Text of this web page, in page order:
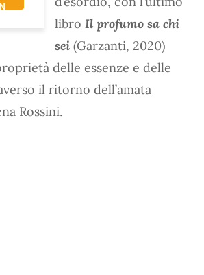
libro Il profumo sa chi
sei (Garzanti, 2020)
delle essenze e delle
il ritorno dell’amata
Rossini.